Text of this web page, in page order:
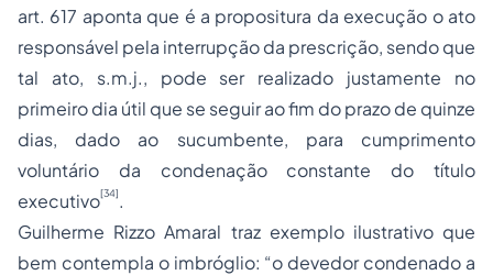
art. 617 aponta que é a propositura da execução o ato
responsável pela interrupção da prescrição, sendo que
tal ato, s.m.j., pode ser realizado justamente no
primeiro dia útil que se seguir ao fim do prazo de quinze
dias, dado ao sucumbente, para cumprimento
voluntário da condenação constante do título
executivo[34].
Guilherme Rizzo Amaral traz exemplo ilustrativo que
bem contempla o imbróglio: “o devedor condenado a